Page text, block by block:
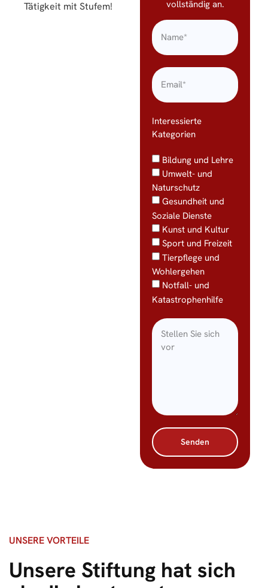
Tätigkeit mit Stufem!
vollständig an.
Interessierte
Kategorien
Bildung und Lehre
Umwelt- und
Naturschutz
Gesundheit und
Soziale Dienste
Kunst und Kultur
Sport und Freizeit
Tierpflege und
Wohlergehen
Notfall- und
Katastrophenhilfe
Senden
UNSERE VORTEILE
Unsere Stiftung hat sich